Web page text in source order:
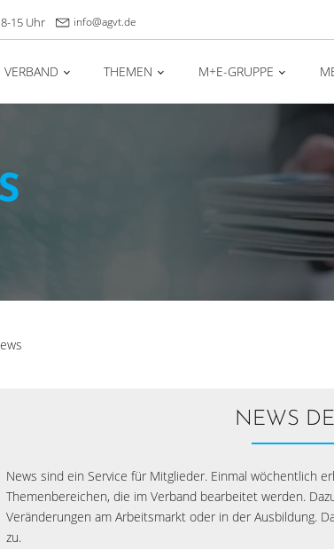
15 Uhr info@agvt.de
VERBAND THEMEN M+E-GRUPPE
NEWS
News sind ein Service für Mitglieder. Einmal wöchentlich
Themenbereichen, die im Verband bearbeitet werden.
Veränderungen am Arbeitsmarkt oder in der Ausbildung.
zu.